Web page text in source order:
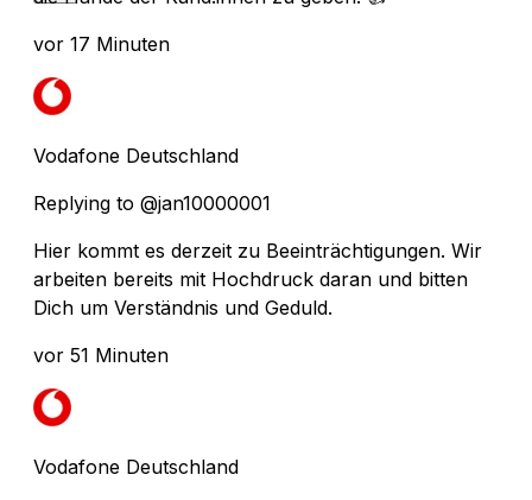
vor 17 Minuten
Vodafone Deutschland
Replying to @jan10000001
Hier kommt es derzeit zu Beeinträchtigungen. Wir
arbeiten bereits mit Hochdruck daran und bitten
Dich um Verständnis und Geduld.
vor 51 Minuten
Vodafone Deutschland